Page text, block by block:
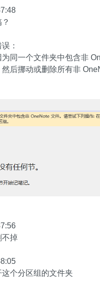
：
同一个文件夹中包含非
后挪动或删除所有非
不掉
个分区组的文件夹